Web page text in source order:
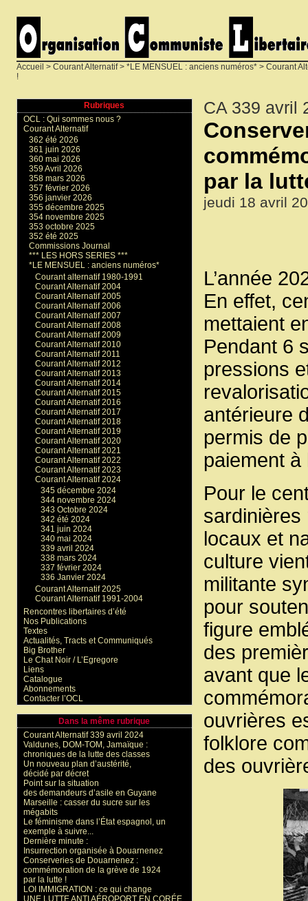
Accueil > Courant Alternatif> *LE MENSUEL : anciens numéros* > Courant
!
CA 339 avril
par la
jeudi 18 avril
L’année
En effet,
mettaient
Pendant 6
pressions
antérieure
permis de
paiement à
Pour le
sardinières
locaux et
culture
militante
pour
figure
des
avant que
ouvrières
folklore
des
Rubriques
OCL : Qui sommes nous ?
Courant Alternatif
362 été 2026
361 juin 2026
360 mai 2026
359 Avril 2026
358 mars 2026
357 février 2026
356 janvier 2026
355 décembre 2025
354 novembre 2025
353 octobre 2025
352 été 2025
Commissions Journal
*** LES HORS SERIES ***
*LE MENSUEL : anciens numéros*
Courant alternatif 1980-1991
Courant Alternatif 2004
Courant Alternatif 2005
Courant Alternatif 2006
Courant Alternatif 2007
Courant Alternatif 2008
Courant Alternatif 2009
Courant Alternatif 2010
Courant Alternatif 2011
Courant Alternatif 2012
Courant Alternatif 2013
Courant Alternatif 2014
Courant Alternatif 2015
Courant Alternatif 2016
Courant Alternatif 2017
Courant Alternatif 2018
Courant Alternatif 2019
Courant Alternatif 2020
Courant Alternatif 2021
Courant Alternatif 2022
Courant Alternatif 2023
Courant Alternatif 2024
345 décembre 2024
344 novembre 2024
343 Octobre 2024
342 été 2024
341 juin 2024
340 mai 2024
339 avril 2024
338 mars 2024
337 février 2024
336 Janvier 2024
Courant Alternatif 2025
Courant Alternatif 1991-2004
Rencontres libertaires d’été
Nos Publications
Textes
Actualités, Tracts et Communiqués
Big Brother
Le Chat Noir / L’Egregore
Liens
Catalogue
Abonnements
Contacter l’OCL
Dans la même rubrique
Courant Alternatif 339 avril 2024
Valdunes, DOM-TOM, Jamaïque :
chroniques de la lutte des classes
Un nouveau plan d’austérité,
décidé par décret
Point sur la situation
des demandeurs d’asile en Guyane
Marseille : casser du sucre sur les
mégabits
Le féminisme dans l’État espagnol, un
exemple à suivre...
Dernière minute :
Insurrection organisée à Douarnenez
Conserveries de Douarnenez :
commémoration de la grève de 1924
par la lutte !
LOI IMMIGRATION : ce qui change
UNE LUTTE ANTI AÉROPORT EN CORÉE